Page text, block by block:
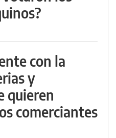
con la
y
quieren
comerciantes